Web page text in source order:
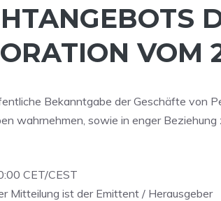
VOM
Bekanntgabe der Geschäfte von
wahrnehmen, sowie in enger
CET/CEST
Mitteilung ist der Emittent / Herausgeber